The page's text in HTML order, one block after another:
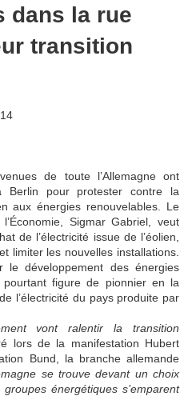
dans la rue
transition
de toute l’Allemagne ont
Berlin pour protester contre la
aux énergies renouvelables. Le
Sigmar Gabriel, veut
de l’électricité issue de l’éolien,
limiter les nouvelles installations.
développement des énergies
figure de pionnier en la
l’électricité du pays produite par
vont ralentir la transition
lors de la manifestation Hubert
Bund, la branche allemande
se trouve devant un choix
énergétiques s’emparent